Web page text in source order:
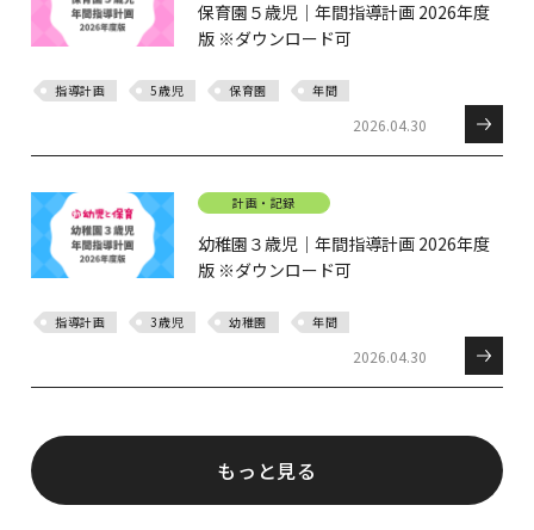
保育園５歳児｜年間指導計画 2026年度
版 ※ダウンロード可
指導計画 5歳児 保育園 年間
2026.04.30
計画・記録
幼稚園３歳児｜年間指導計画 2026年度
版 ※ダウンロード可
指導計画 3歳児 幼稚園 年間
2026.04.30
もっと見る